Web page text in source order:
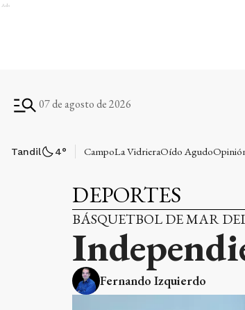
Ads
07 de agosto de 2026
Tandil 4° CampoLa VidrieraOído Agudo
DEPORTES
BÁSQUETBOL DE MAR
Fernando Izquierdo